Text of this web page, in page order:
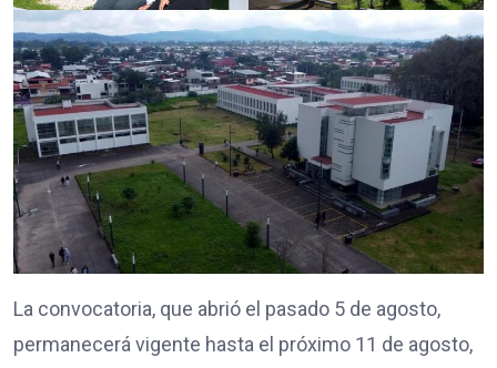
La convocatoria, que abrió el pasado 5 de agosto,
permanecerá vigente hasta el próximo 11 de agosto,